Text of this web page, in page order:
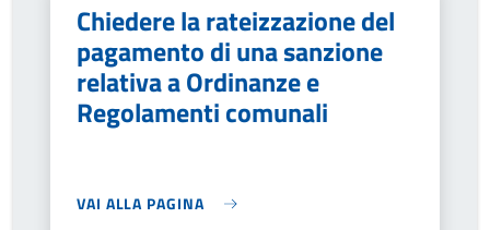
Chiedere la rateizzazione del
pagamento di una sanzione
relativa a Ordinanze e
Regolamenti comunali
VAI ALLA PAGINA